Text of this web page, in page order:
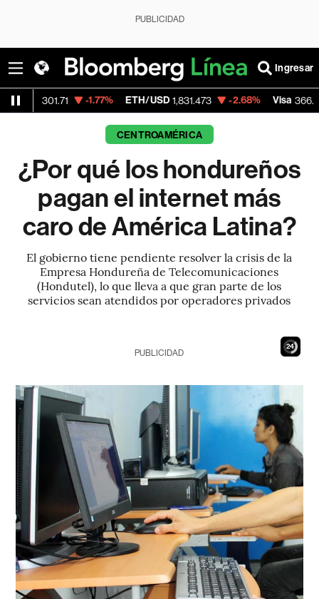
PUBLICIDAD
Ingresar
-1.77% ETH/USD 1,831.473 -2.68% Visa 366.13 -0.04%
CENTROAMÉRICA
¿Por qué los hondureños
pagan el internet más
caro de América Latina?
El gobierno tiene pendiente resolver la crisis de la
Empresa Hondureña de Telecomunicaciones
(Hondutel), lo que lleva a que gran parte de los
servicios sean atendidos por operadores privados
23
PUBLICIDAD